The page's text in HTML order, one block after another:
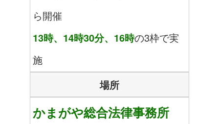
ら開催
13時、14時30分、16時の3枠で実
施
場所
かまがや総合法律事務所